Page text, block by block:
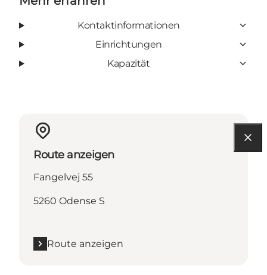
Kontaktinformationen
Einrichtungen
Kapazität
Route anzeigen
Fangelvej 55
5260 Odense S
Route anzeigen